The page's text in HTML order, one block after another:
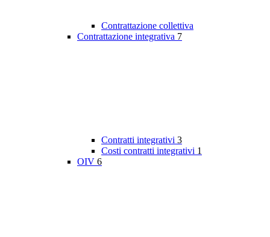
Contrattazione collettiva
Contrattazione integrativa 7
Contratti integrativi 3
Costi contratti integrativi 1
OIV 6